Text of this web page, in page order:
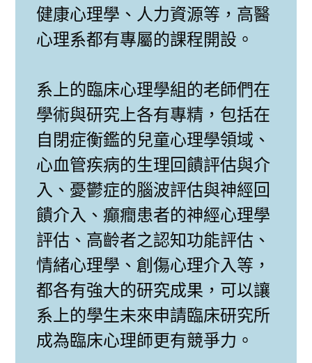
健康心理學、人力資源等，高醫
心理系都有專屬的課程開設。
系上的臨床心理學組的老師們在
學術與研究上各有專精，包括在
自閉症衡鑑的兒童心理學領域、
心血管疾病的生理回饋評估與介
入、憂鬱症的腦波評估與神經回
饋介入、癲癎患者的神經心理學
評估、高齡者之認知功能評估、
情緒心理學、創傷心理介入等，
都各有強大的研究成果，可以讓
系上的學生未來申請臨床研究所
成為臨床心理師更有競爭力。